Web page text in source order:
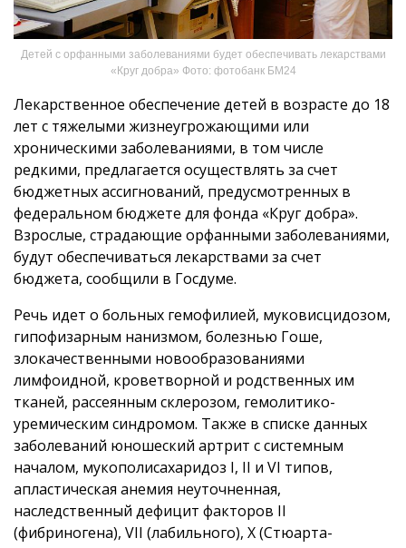
Детей с орфанными заболеваниями будет обеспечивать лекарствами
«Круг добра» Фото: фотобанк БМ24
Лекарственное обеспечение детей в возрасте до 18
лет с тяжелыми жизнеугрожающими или
хроническими заболеваниями, в том числе
редкими, предлагается осуществлять за счет
бюджетных ассигнований, предусмотренных в
федеральном бюджете для фонда «Круг добра».
Взрослые, страдающие орфанными заболеваниями,
будут обеспечиваться лекарствами за счет
бюджета, сообщили в Госдуме.
Речь идет о больных гемофилией, муковисцидозом,
гипофизарным нанизмом, болезнью Гоше,
злокачественными новообразованиями
лимфоидной, кроветворной и родственных им
тканей, рассеянным склерозом, гемолитико-
уремическим синдромом. Также в списке данных
заболеваний юношеский артрит с системным
началом, мукополисахаридоз I, II и VI типов,
апластическая анемия неуточненная,
наследственный дефицит факторов II
(фибриногена), VII (лабильного), X (Стюарта-